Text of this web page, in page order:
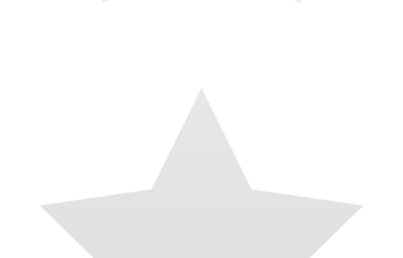
J’ai fait appel à Théo pour améliorer mon site internet et je suis ravie
du résultat! Il a travaillé aussi bien sur la mise en page, la structure
globale que sur le SEO, avec une vraie vision stratégique et
beaucoup de précision. Au-delà de ses compétences techniques,
Théo a été très réactif, toujours disponible et d’une grande rapidité
d’exécution. Les échanges sont fluides, clairs et agréables, ce qui
rend la collaboration vraiment confortable. Un grand merci pour son
professionnalisme, son efficacité et son implication. Je recommande
Théo sans hésitation ! 🙏🏻